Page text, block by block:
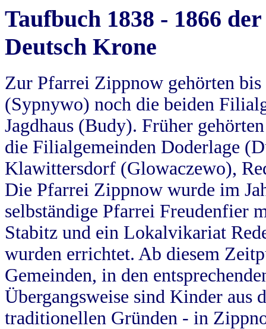
Taufbuch 1838 - 1866
Deutsch Krone
Zur Pfarrei Zippnow gehörten
(Sypnywo) noch die beiden
Jagdhaus (Budy). Früher
die Filialgemeinden Doderlage
Klawittersdorf (Glowaczewo),
Die Pfarrei Zippnow wurde im
selbständige Pfarrei Freudenfier
Stabitz und ein Lokalvikariat
wurden errichtet. Ab diesem
Gemeinden, in den
Übergangsweise sind Kinder aus
traditionellen Gründen - in